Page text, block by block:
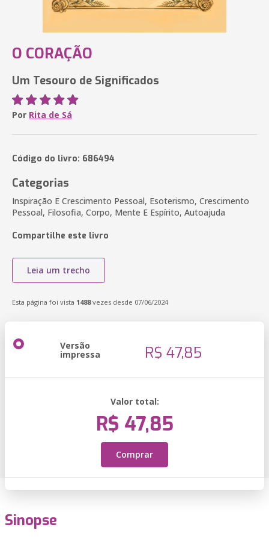
O CORAÇÃO
Um Tesouro de Significados
Por Rita de Sá
Código do livro: 686494
Categorias
Inspiração E Crescimento Pessoal, Esoterismo, Crescimento
Pessoal, Filosofia, Corpo, Mente E Espírito, Autoajuda
Compartilhe este livro
Leia um trecho
Esta página foi vista 1488vezes desde 07/06/2024
Versão
impressa R$ 47,85
Valor total:
R$ 47,85
Comprar
Sinopse